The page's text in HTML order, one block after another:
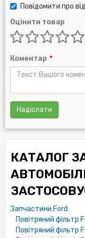
Повідомити про
Оцінити товар
Коментар *
Надіслати
КАТАЛОГ
Запчастини Ford
Повітряний фільтр
Повітряний фільтр